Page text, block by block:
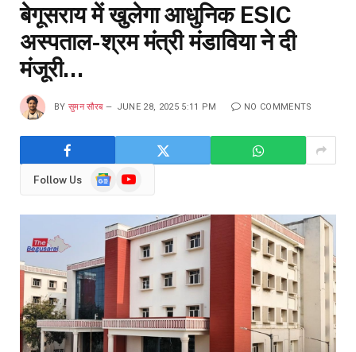
बेगूसराय में खुलेगा आधुनिक ESIC
अस्पताल-श्रम मंत्री मंडाविया ने दी
मंजूरी…
BY सुमन सौरब JUNE 28, 2025 5:11 PM NO COMMENTS
Follow Us
GoogleYouTube